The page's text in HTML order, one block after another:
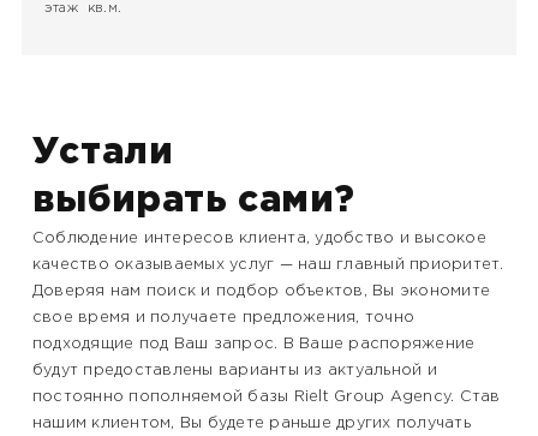
этаж кв.м.
Устали
выбирать сами?
Соблюдение интересов клиента, удобство и высокое
качество оказываемых услуг — наш главный приоритет.
Доверяя нам поиск и подбор объектов, Вы экономите
свое время и получаете предложения, точно
подходящие под Ваш запрос. В Ваше распоряжение
будут предоставлены варианты из актуальной и
постоянно пополняемой базы Rielt Group Agency. Став
нашим клиентом, Вы будете раньше других получать